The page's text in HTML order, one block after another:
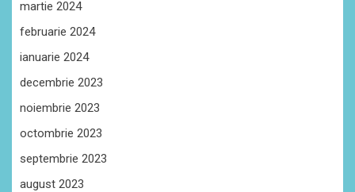
martie 2024
februarie 2024
ianuarie 2024
decembrie 2023
noiembrie 2023
octombrie 2023
septembrie 2023
august 2023